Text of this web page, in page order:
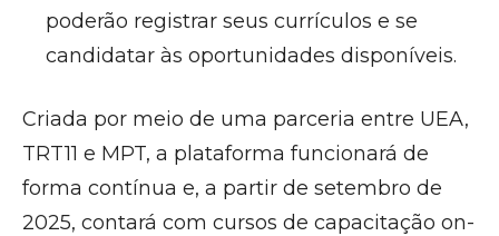
poderão registrar seus currículos e se
candidatar às oportunidades disponíveis.
Criada por meio de uma parceria entre UEA,
TRT11 e MPT, a plataforma funcionará de
forma contínua e, a partir de setembro de
2025, contará com cursos de capacitação on-